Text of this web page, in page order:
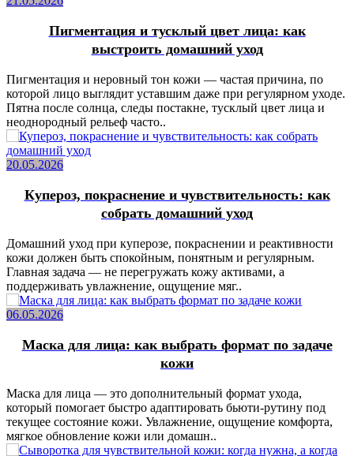
Пигментация и тусклый цвет лица: как
выстроить домашний уход
Пигментация и неровный тон кожи — частая причина, по
которой лицо выглядит уставшим даже при регулярном уходе.
Пятна после солнца, следы постакне, тусклый цвет лица и
неоднородный рельеф часто..
20.05.2026
Купероз, покраснение и чувствительность: как
собрать домашний уход
Домашний уход при куперозе, покраснении и реактивности
кожи должен быть спокойным, понятным и регулярным.
Главная задача — не перегружать кожу активами, а
поддерживать увлажнение, ощущение мяг..
06.05.2026
Маска для лица: как выбрать формат по задаче
кожи
Маска для лица — это дополнительный формат ухода,
который помогает быстро адаптировать бьюти-рутину под
текущее состояние кожи. Увлажнение, ощущение комфорта,
мягкое обновление кожи или домашн..